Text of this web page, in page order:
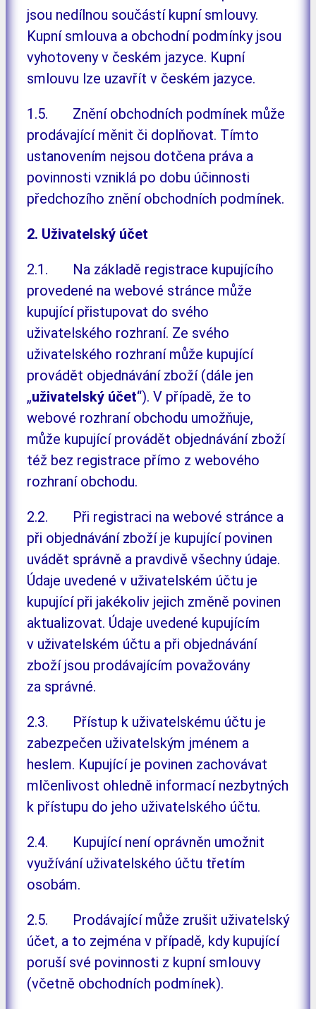
jsou nedílnou součástí kupní smlouvy.
Kupní smlouva a obchodní podmínky jsou
vyhotoveny v českém jazyce. Kupní
smlouvu lze uzavřít v českém jazyce.
1.5. Znění obchodních podmínek může
prodávající měnit či doplňovat. Tímto
ustanovením nejsou dotčena práva a
povinnosti vzniklá po dobu účinnosti
předchozího znění obchodních podmínek.
2. Uživatelský účet
2.1. Na základě registrace kupujícího
provedené na webové stránce může
kupující přistupovat do svého
uživatelského rozhraní. Ze svého
uživatelského rozhraní může kupující
provádět objednávání zboží (dále jen
„uživatelský účet“). V případě, že to
webové rozhraní obchodu umožňuje,
může kupující provádět objednávání zboží
též bez registrace přímo z webového
rozhraní obchodu.
2.2. Při registraci na webové stránce a
při objednávání zboží je kupující povinen
uvádět správně a pravdivě všechny údaje.
Údaje uvedené v uživatelském účtu je
kupující při jakékoliv jejich změně povinen
aktualizovat. Údaje uvedené kupujícím
v uživatelském účtu a při objednávání
zboží jsou prodávajícím považovány
za správné.
2.3. Přístup k uživatelskému účtu je
zabezpečen uživatelským jménem a
heslem. Kupující je povinen zachovávat
mlčenlivost ohledně informací nezbytných
k přístupu do jeho uživatelského účtu.
2.4. Kupující není oprávněn umožnit
využívání uživatelského účtu třetím
osobám.
2.5. Prodávající může zrušit uživatelský
účet, a to zejména v případě, kdy kupující
poruší své povinnosti z kupní smlouvy
(včetně obchodních podmínek).